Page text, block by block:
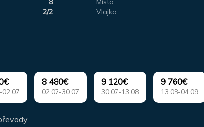
8 Místa:
2/2 Vlajka :
02.07
8 480€
02.07-30.07
9 120€
30.07-13.08
9 760€
13.08-04.09